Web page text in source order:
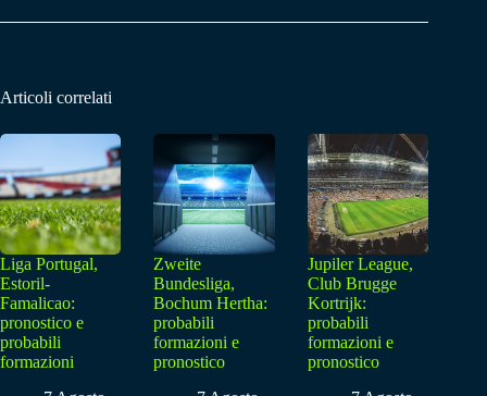
Articoli correlati
Liga Portugal,
Estoril-
Famalicao:
pronostico e
probabili
formazioni
Zweite
Bundesliga,
Bochum Hertha:
probabili
formazioni e
pronostico
Jupiler League,
Club Brugge
Kortrijk:
probabili
formazioni e
pronostico